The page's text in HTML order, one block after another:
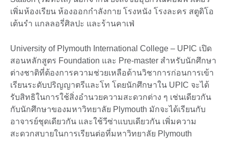
เพิ่มห้องเรียน ห้องออกกำลังกาย โรงหนัง โรงละคร สตูดิโอ
เต้นรำ แกลลอรี่ศิลปะ และร้านคาเฟ่
University of Plymouth International College – UPIC เปิด
สอนหลักสูตร Foundation และ Pre-master สำหรับนักศึกษา
ต่างชาติที่ต้องการความช่วยเหลือด้านวิชาการก่อนการเข้า
เรียนระดับปริญญาตรีและโท โดยนักศึกษาใน UPIC จะได้
รับสิทธิในการใช้สิ่งอำนวยความสะดวกต่าง ๆ เช่นเดียวกัน
กับนักศึกษาของมหาวิทยาลัย Plymouth มักจะได้เรียนกับ
อาจารย์ชุดเดียวกัน และใช้วีซ่าแบบเดียวกัน เพิ่มความ
สะดวกสบายในการเรียนต่อที่มหาวิทยาลัย Plymouth